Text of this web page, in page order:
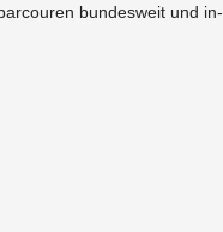
bun­des­weit und in­